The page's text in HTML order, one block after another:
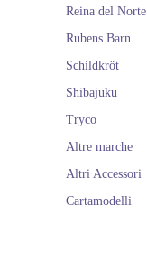
Reina del Norte
Rubens Barn
Schildkröt
Shibajuku
Tryco
Altre marche
Altri Accessori
Cartamodelli